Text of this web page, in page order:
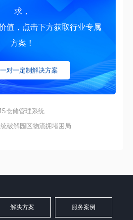
求，
值，点击下方获取行业专属
方案！
对一定制解决方案
仓储管理系统
破解园区物流拥堵困局
解决方案 服务案例